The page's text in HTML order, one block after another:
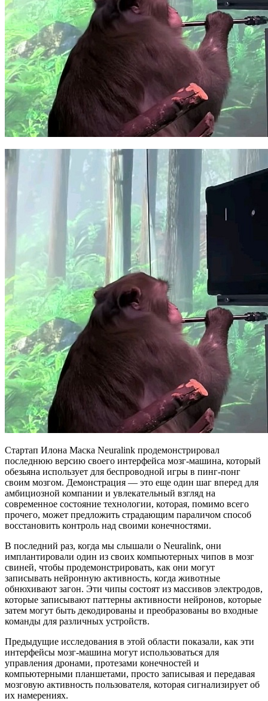
Стартап Илона Маска Neuralink продемонстрировал
последнюю версию своего интерфейса мозг-машина, который
обезьяна использует для беспроводной игры в пинг-понг
своим мозгом. Демонстрация — это еще один шаг вперед для
амбициозной компании и увлекательный взгляд на
современное состояние технологии, которая, помимо всего
прочего, может предложить страдающим параличом способ
восстановить контроль над своими конечностями.
В последний раз, когда мы слышали о Neuralink, они
имплантировали один из своих компьютерных чипов в мозг
свиней, чтобы продемонстрировать, как они могут
записывать нейронную активность, когда животные
обнюхивают загон. Эти чипы состоят из массивов электродов,
которые записывают паттерны активности нейронов, которые
затем могут быть декодированы и преобразованы во входные
команды для различных устройств.
Предыдущие исследования в этой области показали, как эти
интерфейсы мозг-машина могут использоваться для
управления дронами, протезами конечностей и
компьютерными планшетами, просто записывая и передавая
мозговую активность пользователя, которая сигнализирует об
их намерениях.